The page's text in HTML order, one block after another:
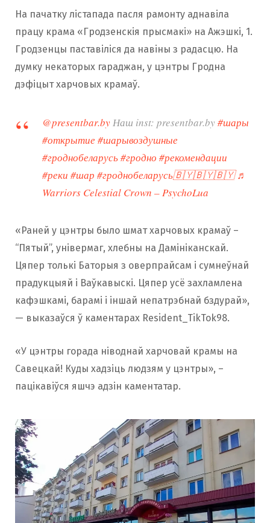
На пачатку лістапада пасля рамонту аднавіла
працу крама «Гродзенскія прысмакі» на Ажэшкі, 1.
Гродзенцы паставіліся да навіны з радасцю. На
думку некаторых гараджан, у цэнтры Гродна
дэфіцыт харчовых крамаў.
@presentbar.byНаш inst: presentbar.by #шары
#открытие #шарывоздушные
#гроднобеларусь#гродно #рекомендации
#реки #шар #гроднобеларусь🇧🇾🇧🇾🇧🇾 ♬
Warriors Celestial Crown – PsychoLua
«Раней у цэнтры было шмат харчовых крамаў –
“Пятый”, універмаг, хлебны на Дамініканскай.
Цяпер толькі Баторыя з оверпрайсам і сумнеўнай
прадукцыяй і Ваўкавыскі. Цяпер усё захламлена
кафэшкамі, барамі і іншай непатрэбнай бздурай»,
— выказаўся ў каментарах Resident_TikTok98.
«У цэнтры горада ніводнай харчовай крамы на
Савецкай! Куды хадзіць людзям у цэнтры», –
пацікавіўся яшчэ адзін каментатар.